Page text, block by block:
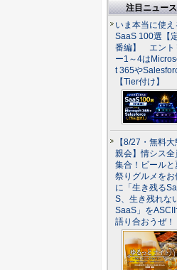
注目ニュース
いま本当に使え
SaaS 100選【
番編】 エント
ー1～4は
t 365や
【Tier付け】
【8/27・無料大
親会】情シス全
集合！ビールと
祭りグルメをお
に「生き残る
S、生き残れな
SaaS」を
語り合おうぜ！